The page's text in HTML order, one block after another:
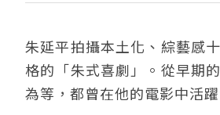
朱延平拍攝本土化、綜藝感
格的「朱式喜劇」。從早期
為等，都曾在他的電影中活